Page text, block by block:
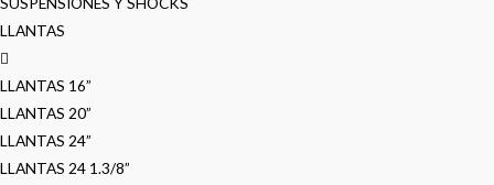
LLANTAS
LLANTAS 16”
LLANTAS 20”
LLANTAS 24”
LLANTAS 24 1.3/8”